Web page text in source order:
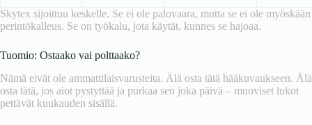
Skytex sijoittuu keskelle. Se ei ole palovaara, mutta se ei ole myöskään
perintökalleus. Se on työkalu, jota käytät, kunnes se hajoaa.
Tuomio: Ostaako vai polttaako?
Nämä eivät ole ammattilaisvarusteita. Älä osta tätä hääkuvaukseen. Älä
osta tätä, jos aiot pystyttää ja purkaa sen joka päivä – muoviset lukot
pettävät kuukauden sisällä.